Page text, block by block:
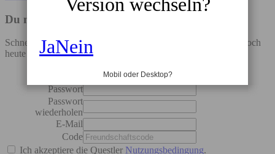
Du möchtest auch sparen?
Schnell bei uns anmelden, 5 EUR Startguthaben sichern und noch
heute deine ersten Euro sparen!
Passwort
Passwort
wiederholen
E-Mail
Code
Ich akzeptiere die Questler Nutzungsbedingung.
JaNein
Mobil oder Desktop?